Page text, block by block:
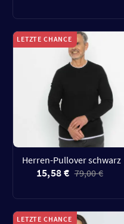
LETZTE CHANCE
Herren-Pullover schwarz
15,58 € 79,00 €
LETZTE CHANCE